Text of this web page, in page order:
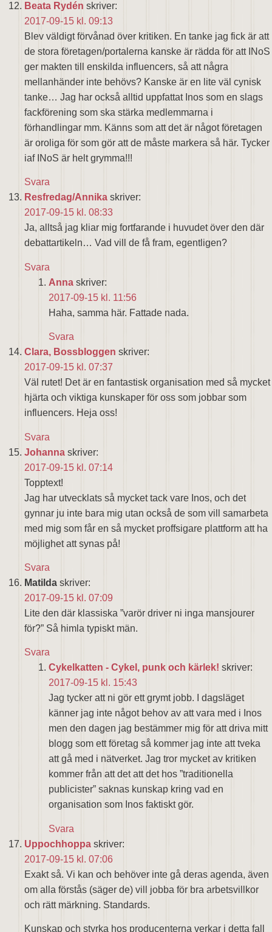
Beata Rydén skriver:
2017-09-15 kl. 09:13
Blev väldigt förvånad över kritiken. En tanke jag fick är att
de stora företagen/portalerna kanske är rädda för att INoS
ger makten till enskilda influencers, så att några
mellanhänder inte behövs? Kanske är en lite väl cynisk
tanke… Jag har också alltid uppfattat Inos som en slags
fackförening som ska stärka medlemmarna i
förhandlingar mm. Känns som att det är något företagen
är oroliga för som gör att de måste markera så här. Tycker
iaf INoS är helt grymma!!!
Svara
Resfredag/Annika skriver:
2017-09-15 kl. 08:33
Ja, alltså jag kliar mig fortfarande i huvudet över den där
debattartikeln… Vad vill de få fram, egentligen?
Svara
Anna skriver:
2017-09-15 kl. 11:56
Haha, samma här. Fattade nada.
Svara
Clara, Bossbloggen skriver:
2017-09-15 kl. 07:37
Väl rutet! Det är en fantastisk organisation med så mycket
hjärta och viktiga kunskaper för oss som jobbar som
influencers. Heja oss!
Svara
Johanna skriver:
2017-09-15 kl. 07:14
Topptext!
Jag har utvecklats så mycket tack vare Inos, och det
gynnar ju inte bara mig utan också de som vill samarbeta
med mig som får en så mycket proffsigare plattform att ha
möjlighet att synas på!
Svara
Matilda skriver:
2017-09-15 kl. 07:09
Lite den där klassiska ”varör driver ni inga mansjourer
för?” Så himla typiskt män.
Svara
Cykelkatten - Cykel, punk och kärlek! skriver:
2017-09-15 kl. 15:43
Jag tycker att ni gör ett grymt jobb. I dagsläget
känner jag inte något behov av att vara med i Inos
men den dagen jag bestämmer mig för att driva mitt
blogg som ett företag så kommer jag inte att tveka
att gå med i nätverket. Jag tror mycket av kritiken
kommer från att det att det hos ”traditionella
publicister” saknas kunskap kring vad en
organisation som Inos faktiskt gör.
Svara
Uppochhoppa skriver:
2017-09-15 kl. 07:06
Exakt så. Vi kan och behöver inte gå deras agenda, även
om alla förstås (säger de) vill jobba för bra arbetsvillkor
och rätt märkning. Standards.
Kunskap och styrka hos producenterna verkar i detta fall